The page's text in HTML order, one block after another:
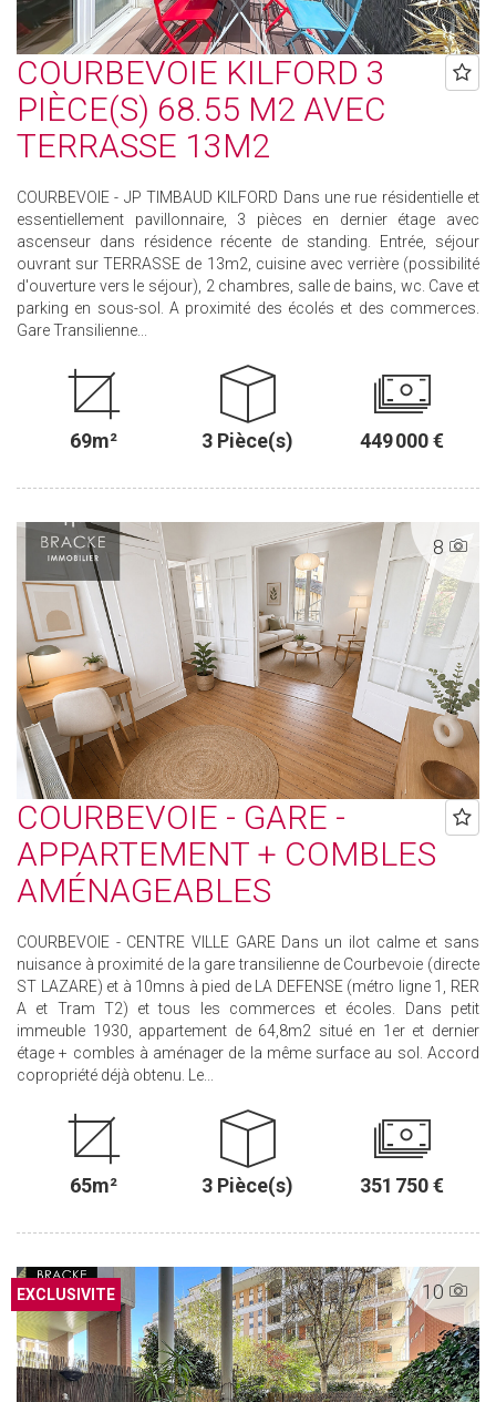
COURBEVOIE KILFORD 3
PIÈCE(S) 68.55 M2 AVEC
TERRASSE 13M2
COURBEVOIE - JP TIMBAUD KILFORD Dans une rue résidentielle et
essentiellement pavillonnaire, 3 pièces en dernier étage avec
ascenseur dans résidence récente de standing. Entrée, séjour
ouvrant sur TERRASSE de 13m2, cuisine avec verrière (possibilité
d'ouverture vers le séjour), 2 chambres, salle de bains, wc. Cave et
parking en sous-sol. A proximité des écolés et des commerces.
Gare Transilienne...
69m² 3 Pièce(s) 449 000 €
8
COURBEVOIE - GARE -
APPARTEMENT + COMBLES
AMÉNAGEABLES
COURBEVOIE - CENTRE VILLE GARE Dans un ilot calme et sans
nuisance à proximité de la gare transilienne de Courbevoie (directe
ST LAZARE) et à 10mns à pied de LA DEFENSE (métro ligne 1, RER
A et Tram T2) et tous les commerces et écoles. Dans petit
immeuble 1930, appartement de 64,8m2 situé en 1er et dernier
étage + combles à aménager de la même surface au sol. Accord
copropriété déjà obtenu. Le...
65m² 3 Pièce(s) 351 750 €
10
EXCLUSIF
EXCLUSIVITE